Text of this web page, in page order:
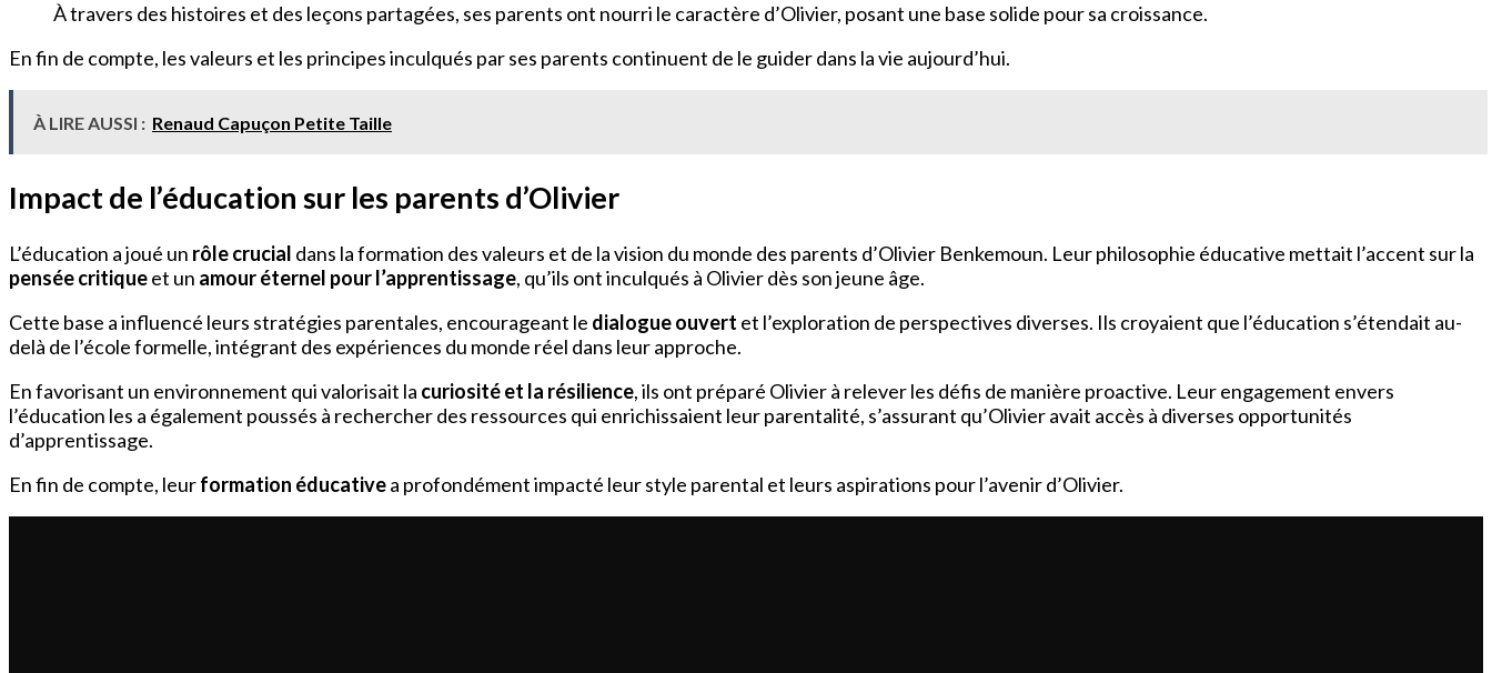
À travers des histoires et des leçons partagées, ses parents ont nourri le caractère d’Olivier, posant une base solide pour sa croissance.
En fin de compte, les valeurs et les principes inculqués par ses parents continuent de le guider dans la vie aujourd’hui.
À LIRE AUSSI : Renaud Capuçon Petite Taille
Impact de l’éducation sur les parents d’Olivier
L’éducation a joué un rôle crucial dans la formation des valeurs et de la vision du monde des parents d’Olivier Benkemoun. Leur philosophie éducative mettait l’accent sur la
pensée critiqueet un amour éternel pour l’apprentissage, qu’ils ont inculqués à Olivier dès son jeune âge.
Cette base a influencé leurs stratégies parentales, encourageant le dialogue ouvert et l’exploration de perspectives diverses. Ils croyaient que l’éducation s’étendait au-
delà de l’école formelle, intégrant des expériences du monde réel dans leur approche.
En favorisant un environnement qui valorisait la curiosité et la résilience, ils ont préparé Olivier à relever les défis de manière proactive. Leur engagement envers
l’éducation les a également poussés à rechercher des ressources qui enrichissaient leur parentalité, s’assurant qu’Olivier avait accès à diverses opportunités
d’apprentissage.
En fin de compte, leurformation éducativea profondément impacté leur style parental et leurs aspirations pour l’avenir d’Olivier.